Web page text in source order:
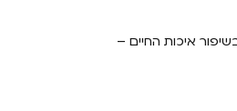
איכות החיים –